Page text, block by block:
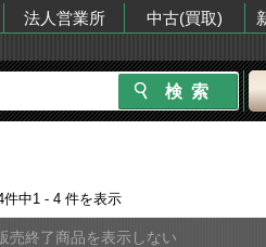
法人営業所 中古(買取)
件中1 - 4 件を表示
売終了商品を表示しない